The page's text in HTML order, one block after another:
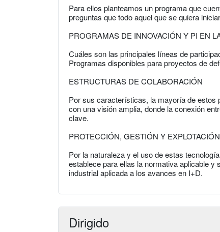
Para ellos planteamos un programa que
preguntas que todo aquel que se quiera
PROGRAMAS DE INNOVACIÓN Y PI EN
Cuáles son las principales líneas de
Programas disponibles para proyectos de
ESTRUCTURAS DE COLABORACIÓN
Por sus características, la mayoría de estos
con una visión amplia, donde la conexión
clave.
PROTECCIÓN, GESTIÓN Y EXPLOTACIÓN
Por la naturaleza y el uso de estas
establece para ellas la normativa aplicable
industrial aplicada a los avances en I+D.
Dirigido